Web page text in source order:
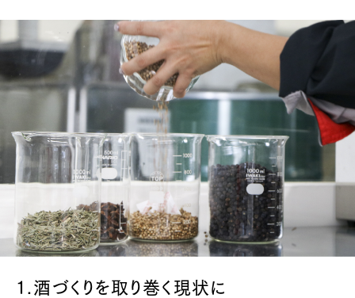
1.酒づくりを取り巻く現状に